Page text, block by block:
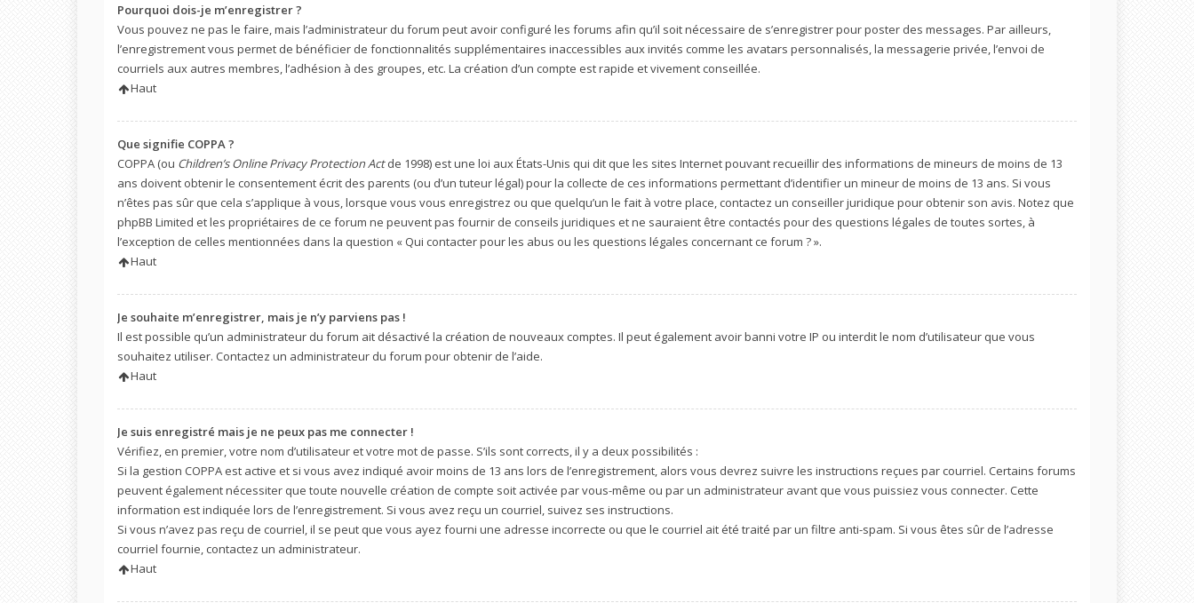
Pourquoi dois-je m’enregistrer ?
Vous pouvez ne pas le faire, mais l’administrateur du forum peut avoir configuré les forums afin qu’il soit nécessaire de s’enregistrer pour poster des messages. Par ailleurs,
l’enregistrement vous permet de bénéficier de fonctionnalités supplémentaires inaccessibles aux invités comme les avatars personnalisés, la messagerie privée, l’envoi de
courriels aux autres membres, l’adhésion à des groupes, etc. La création d’un compte est rapide et vivement conseillée.
Haut
Que signifie COPPA ?
COPPA (ou Children’s Online Privacy Protection Actde 1998) est une loi aux États-Unis qui dit que les sites Internet pouvant recueillir des informations de mineurs de moins de 13
ans doivent obtenir le consentement écrit des parents (ou d’un tuteur légal) pour la collecte de ces informations permettant d’identifier un mineur de moins de 13 ans. Si vous
n’êtes pas sûr que cela s’applique à vous, lorsque vous vous enregistrez ou que quelqu’un le fait à votre place, contactez un conseiller juridique pour obtenir son avis. Notez que
phpBB Limited et les propriétaires de ce forum ne peuvent pas fournir de conseils juridiques et ne sauraient être contactés pour des questions légales de toutes sortes, à
l’exception de celles mentionnées dans la question « Qui contacter pour les abus ou les questions légales concernant ce forum ? ».
Haut
Je souhaite m’enregistrer, mais je n’y parviens pas !
Il est possible qu’un administrateur du forum ait désactivé la création de nouveaux comptes. Il peut également avoir banni votre IP ou interdit le nom d’utilisateur que vous
souhaitez utiliser. Contactez un administrateur du forum pour obtenir de l’aide.
Haut
Je suis enregistré mais je ne peux pas me connecter !
Vérifiez, en premier, votre nom d’utilisateur et votre mot de passe. S’ils sont corrects, il y a deux possibilités :
Si la gestion COPPA est active et si vous avez indiqué avoir moins de 13 ans lors de l’enregistrement, alors vous devrez suivre les instructions reçues par courriel. Certains forums
peuvent également nécessiter que toute nouvelle création de compte soit activée par vous-même ou par un administrateur avant que vous puissiez vous connecter. Cette
information est indiquée lors de l’enregistrement. Si vous avez reçu un courriel, suivez ses instructions.
Si vous n’avez pas reçu de courriel, il se peut que vous ayez fourni une adresse incorrecte ou que le courriel ait été traité par un filtre anti-spam. Si vous êtes sûr de l’adresse
courriel fournie, contactez un administrateur.
Haut